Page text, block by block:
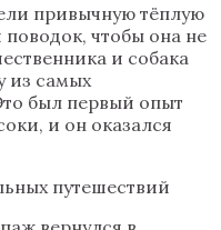
привычную тёплую
чтобы она не
и собака
из самых
был первый опыт
и он оказался
путешествий